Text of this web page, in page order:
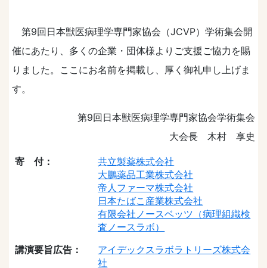
第9回日本獣医病理学専門家協会（JCVP）学術集会開
催にあたり、多くの企業・団体様よりご支援ご協力を賜
りました。ここにお名前を掲載し、厚く御礼申し上げま
す。
第9回日本獣医病理学専門家協会学術集会
大会長 木村 享史
寄 付：
共立製薬株式会社
大鵬薬品工業株式会社
帝人ファーマ株式会社
日本たばこ産業株式会社
有限会社ノースベッツ（病理組織検
査ノースラボ）
講演要旨広告：
アイデックスラボラトリーズ株式会
社